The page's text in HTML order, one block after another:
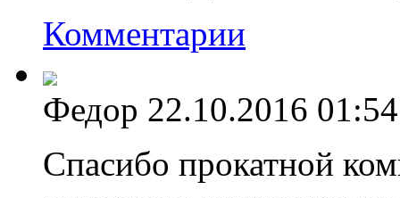
Комментарии
Федор 22.10.2016 01:54
Спасибо прокатной